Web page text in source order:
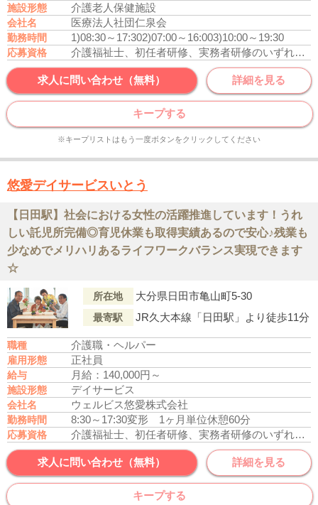
施設形態 介護老人保健施設
会社名 医療法人社団仁泉会
勤務時間 1)08:30～17:302)07:00～16:003)10:00～19:30
応募資格 介護福祉士、初任者研修、実務者研修のいずれかの資格をお持ちの方
求人に問い合わせ（無料） 詳細を見る
キープする
※キープリストはもう一度ボタンをクリックしてください
悠愛デイサービスいとう
【日田駅】社会における女性の活躍推進しています！うれ
しい託児所完備◎育児休業も取得実績あるので安心♪残業も
少なめでメリハリあるライフワークバランス実現できます
☆
所在地 大分県日田市亀山町5-30
最寄駅 JR久大本線「日田駅」より徒歩11分
職種 介護職・ヘルパー
雇用形態 正社員
給与 月給：140,000円～
施設形態 デイサービス
会社名 ウェルビス悠愛株式会社
勤務時間 8:30～17:30変形 1ヶ月単位休憩60分
応募資格 介護福祉士、初任者研修、実務者研修のいずれかの資格をお持ちの方
求人に問い合わせ（無料） 詳細を見る
キープする